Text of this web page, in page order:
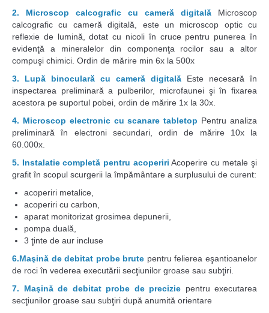
2. Microscop calcografic cu cameră digitală Microscop
calcografic cu cameră digitală, este un microscop optic cu
reflexie de lumină, dotat cu nicoli în cruce pentru punerea în
evidenţă a mineralelor din componenţa rocilor sau a altor
compuşi chimici. Ordin de mărire min 6x la 500x
3. Lupă binoculară cu cameră digitală Este necesară în
inspectarea preliminară a pulberilor, microfaunei şi în fixarea
acestora pe suportul pobei, ordin de mărire 1x la 30x.
4. Microscop electronic cu scanare tabletop Pentru analiza
preliminară în electroni secundari, ordin de mărire 10x la
60.000x.
5. Instalatie completă pentru acoperiri Acoperire cu metale şi
grafit în scopul scurgerii la împământare a surplusului de curent:
acoperiri metalice,
acoperiri cu carbon,
aparat monitorizat grosimea depunerii,
pompa duală,
3 ţinte de aur incluse
6.Maşină de debitat probe brute pentru felierea eşantioanelor
de roci în vederea executării secţiunilor groase sau subţiri.
7. Maşină de debitat probe de precizie pentru executarea
secţiunilor groase sau subţiri după anumită orientare